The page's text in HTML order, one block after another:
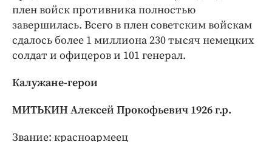
плен войск противника полностью
завершилась. Всего в плен советским войскам
сдалось более 1 миллиона 230 тысяч немецких
солдат и офицеров и 101 генерал.
Калужане-герои
МИТЬКИН Алексей Прокофьевич 1926 г.р.
Звание: красноармеец